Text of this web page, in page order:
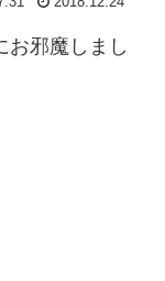
お邪魔しまし